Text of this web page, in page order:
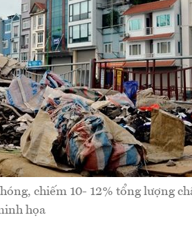
chiếm 10- 12% tổng lượng
họa